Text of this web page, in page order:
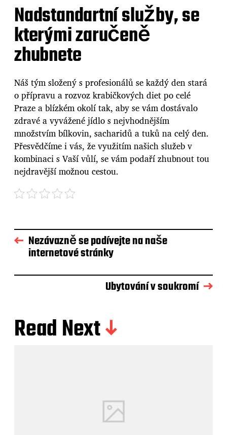
Nadstandartní služby, se
kterými zaručeně
zhubnete
Náš tým složený s profesionálů se každý den stará
o přípravu a rozvoz krabičkových diet po celé
Praze a blízkém okolí tak, aby se vám dostávalo
zdravé a vyvážené jídlo s nejvhodnějším
množstvím bílkovin, sacharidů a tuků na celý den.
Přesvědčíme i vás, že využitím našich služeb v
kombinaci s Vaší vůlí, se vám podaří zhubnout tou
nejdravější možnou cestou.
Nezávazně se podívejte na naše
internetové stránky
Ubytování v soukromí
Read Next